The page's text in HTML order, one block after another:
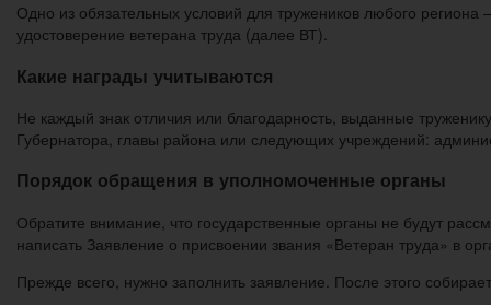
Одно из обязательных условий для тружеников любого региона
удостоверение ветерана труда (далее ВТ).
Какие награды учитываются
Не каждый знак отличия или благодарность, выданные
Губернатора, главы района или следующих учреждений:
Порядок обращения в уполномоченные органы
Обратите внимание, что государственные органы не будут
написать Заявление о присвоении звания «Ветеран труда» в
Прежде всего, нужно заполнить заявление. После этого